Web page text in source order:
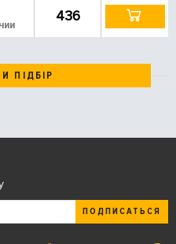
436
ПІДБІР
ПОДПИСАТЬСЯ